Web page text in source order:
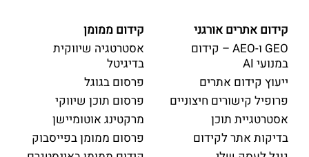
קידום אתרים אורגני
GEO ו-AEO – קידום
במנועי AI
ייעוץ קידום אתרים
פרופיל קישורים חיצוניים
אסטרטגיית תוכן
בדיקות אתר לקידום
קידום ממומן
אסטרטגיה שיווקית
בדיגיטל
פרסום בגוגל
פרסום תוכן שיווקי
מרקטינג אוטומיישן
פרסום ממומן בפייסבוק